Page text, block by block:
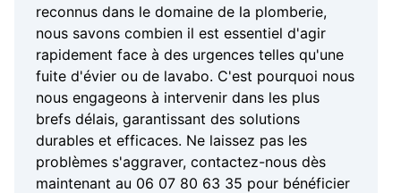
reconnus dans le domaine de la plomberie,
nous savons combien il est essentiel d'agir
rapidement face à des urgences telles qu'une
fuite d'évier ou de lavabo. C'est pourquoi nous
nous engageons à intervenir dans les plus
brefs délais, garantissant des solutions
durables et efficaces. Ne laissez pas les
problèmes s'aggraver, contactez-nous dès
maintenant au 06 07 80 63 35 pour bénéficier